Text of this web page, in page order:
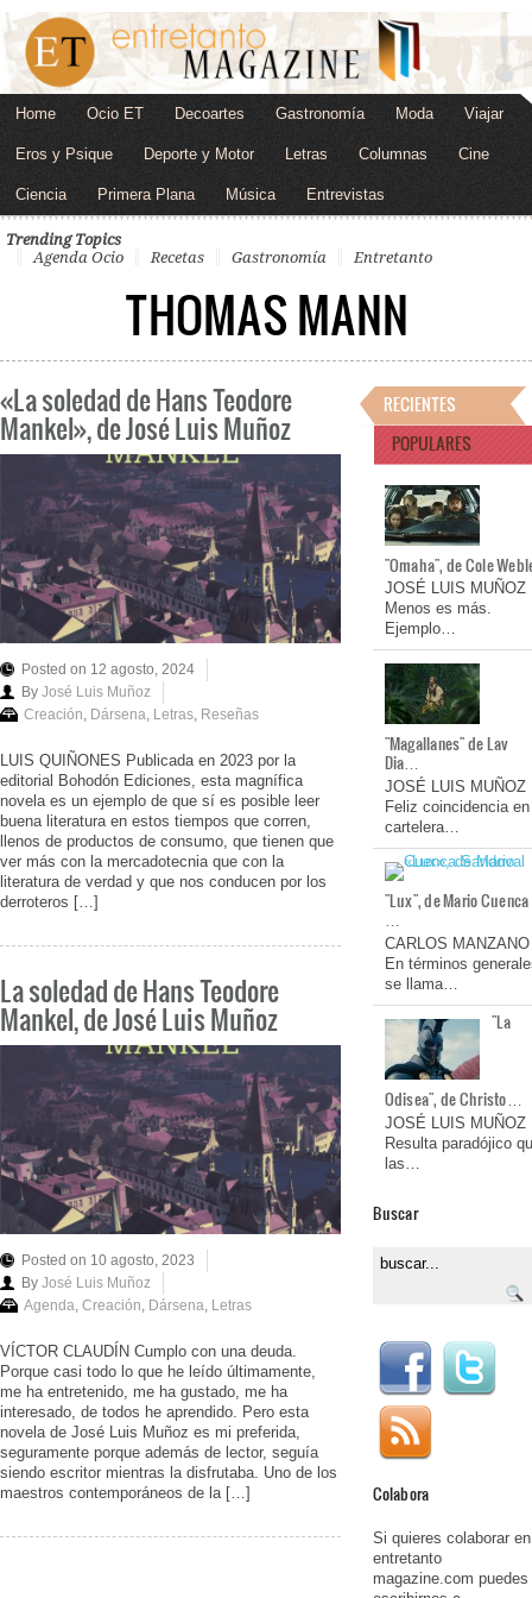
Home Ocio ET Decoartes Gastronomía Moda Viajar
Eros y Psique Deporte y Motor Letras Columnas Cine
Ciencia Primera Plana Música Entrevistas
Trending Topics
Agenda Ocio
Recetas Gastronomía Entretanto
THOMAS MANN
«La soledad de Hans Teodore
Mankel», de José Luis Muñoz
Posted on 12 agosto, 2024
By José Luis Muñoz
Creación, Dársena, Letras, Reseñas
LUIS QUIÑONES Publicada en 2023 por la
editorial Bohodón Ediciones, esta magnífica
novela es un ejemplo de que sí es posible leer
buena literatura en estos tiempos que corren,
llenos de productos de consumo, que tienen que
ver más con la mercadotecnia que con la
literatura de verdad y que nos conducen por los
derroteros […]
La soledad de Hans Teodore
Mankel, de José Luis Muñoz
Posted on 10 agosto, 2023
By José Luis Muñoz
Agenda, Creación, Dársena, Letras
VÍCTOR CLAUDÍN Cumplo con una deuda.
Porque casi todo lo que he leído últimamente,
me ha entretenido, me ha gustado, me ha
interesado, de todos he aprendido. Pero esta
novela de José Luis Muñoz es mi preferida,
seguramente porque además de lector, seguía
siendo escritor mientras la disfrutaba. Uno de los
maestros contemporáneos de la […]
RECIENTES
POPULARES
"Omaha", de Cole
JOSÉ LUIS MUÑOZ
Menos es más.
Ejemplo…
"Magallanes" de Lav
Dia…
JOSÉ LUIS MUÑOZ
Feliz coincidencia en
cartelera…
"Lux", de Mario Cuenca
…
CARLOS MANZANO
En términos
se llama…
"La
Odisea", de Christo…
JOSÉ LUIS MUÑOZ
Resulta paradójico
las…
Buscar
Colabora
Si quieres colaborar en
entretanto
magazine.com puedes